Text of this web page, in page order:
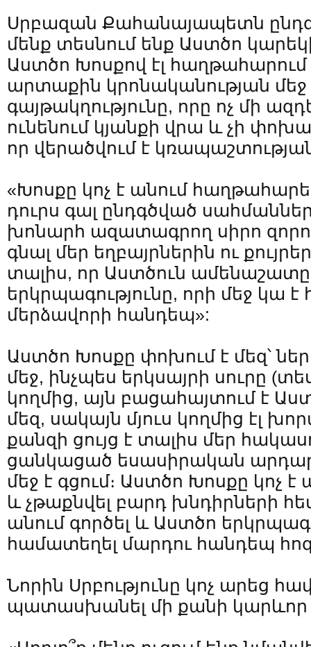
Սրբազան Քահանայապետն
մենք տեսնում ենք Աստծո
Աստծո Խոսքով էլ
արտաքին կրոնականության
գայթակղությունը, որը ոչ մի
ունենում կյանքի վրա և չի
որ վերածվում է
«Խոսքը կոչ է անում
դուրս գալ ընդգծված
խոնարհ ազատագրող սիրո
գնալ մեր եղբայրներին ու
տալիս, որ Աստծուն ամենաշատը
երկրպագությունը, որի մեջ կա է
մերձավորի հանդեպ»:
Աստծո Խոսքը փոխում է մեզ՝
մեջ, ինչպես երկսայրի սուրը
կողմից, այն բացահայտում է
մեզ, սակայն մյուս կողմից էլ
քանզի ցույց է տալիս մեր
ցանկացած եսասիրական
մեջ է գցում։ Աստծո Խոսքը կոչ է
և չթաքնվել բարդ խնդիրների
անում գործել և Աստծո
համատեղել մարդու հանդեպ
Նորին Սրբությունը կոչ արեց
պատասխանել մի քանի կարևոր